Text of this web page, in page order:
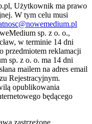
Użytkownik ma prawo
W tym celu musi
sp. z o. o.,
w terminie 14 dni
przedmiotem reklamacji
sp. z o. o. ma 14 dni
mailem na adres email
Rejestracyjnym.
opublikowania
będącego